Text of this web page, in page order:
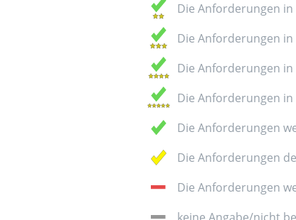
Die Anforderungen
Die Anforderungen
Die Anforderungen
Die Anforderungen
Die Anforderungen
Die Anforderungen
Die Anforderungen